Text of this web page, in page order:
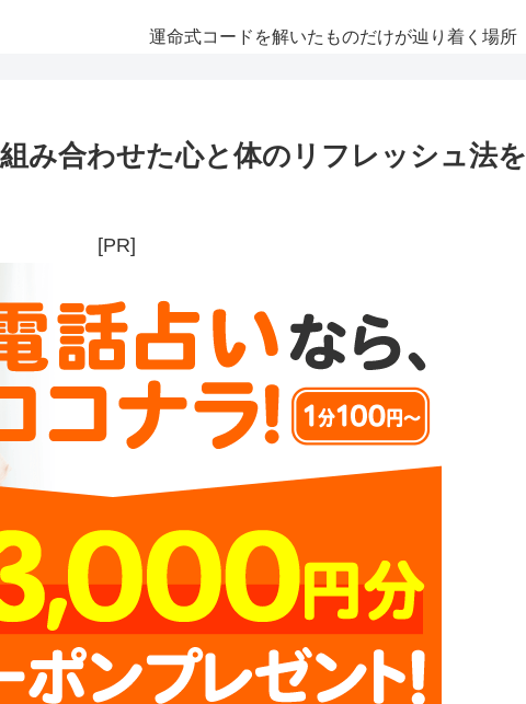
運命式コードを解いたものだけが辿り着く場所
み合わせた心と体のリフレッシュ法を
[PR]